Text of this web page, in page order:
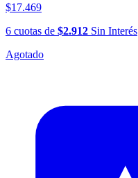
$17.469
6 cuotas de $2.912 Sin Interés
Agotado